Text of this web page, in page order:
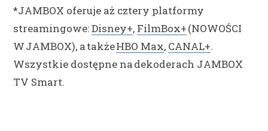
*JAMBOX oferuje aż cztery platformy
streamingowe:Disney+, FilmBox+(NOWOŚCI
W JAMBOX), a takżeHBO Max, CANAL+.
Wszystkie dostępne na dekoderach JAMBOX
TV Smart.